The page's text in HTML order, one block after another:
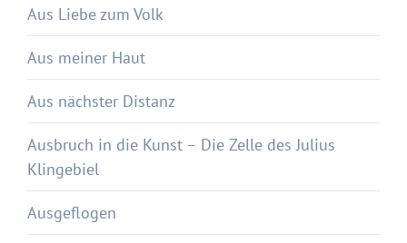
Aus Liebe zum Volk
Aus meiner Haut
Aus nächster Distanz
Ausbruch in die Kunst – Die Zelle des Julius
Klingebiel
Ausgeflogen